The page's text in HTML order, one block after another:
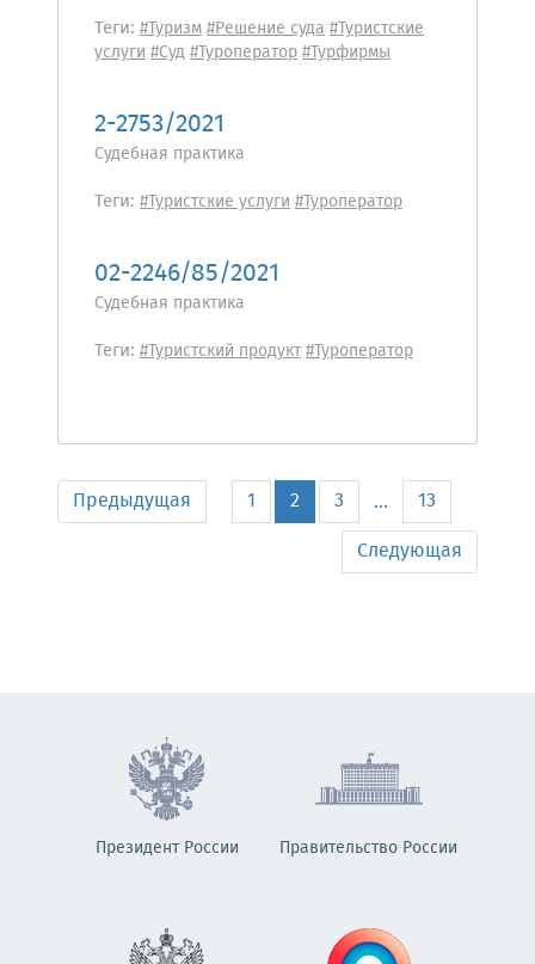
Теги: #Туризм#Решение суда#Туристские
услуги#Суд#Туроператор#Турфирмы
2-2753/2021
Судебная практика
Теги: #Туристские услуги#Туроператор
02-2246/85/2021
Судебная практика
Теги: #Туристский продукт#Туроператор
Предыдущая 1 2 3 ...
13
Следующая
Президент России Правительство России